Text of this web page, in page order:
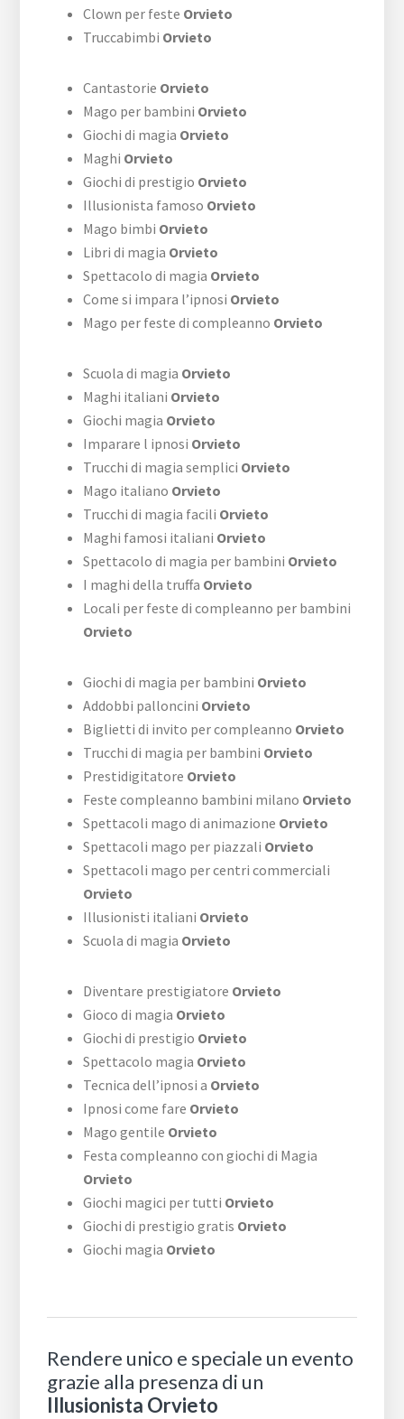
Clown per feste Orvieto
Truccabimbi Orvieto
Cantastorie Orvieto
Mago per bambini Orvieto
Giochi di magia Orvieto
Maghi Orvieto
Giochi di prestigio Orvieto
Illusionista famoso Orvieto
Mago bimbi Orvieto
Libri di magia Orvieto
Spettacolo di magia Orvieto
Come si impara l’ipnosi Orvieto
Mago per feste di compleanno Orvieto
Scuola di magia Orvieto
Maghi italiani Orvieto
Giochi magia Orvieto
Imparare l ipnosi Orvieto
Trucchi di magia semplici Orvieto
Mago italiano Orvieto
Trucchi di magia facili Orvieto
Maghi famosi italiani Orvieto
Spettacolo di magia per bambini Orvieto
I maghi della truffa Orvieto
Locali per feste di compleanno per bambini
Orvieto
Giochi di magia per bambini Orvieto
Addobbi palloncini Orvieto
Biglietti di invito per compleanno Orvieto
Trucchi di magia per bambini Orvieto
Prestidigitatore Orvieto
Feste compleanno bambini milano Orvieto
Spettacoli mago di animazione Orvieto
Spettacoli mago per piazzali Orvieto
Spettacoli mago per centri commerciali
Orvieto
Illusionisti italiani Orvieto
Scuola di magia Orvieto
Diventare prestigiatore Orvieto
Gioco di magia Orvieto
Giochi di prestigio Orvieto
Spettacolo magia Orvieto
Tecnica dell’ipnosi a Orvieto
Ipnosi come fare Orvieto
Mago gentile Orvieto
Festa compleanno con giochi di Magia
Orvieto
Giochi magici per tutti Orvieto
Giochi di prestigio gratis Orvieto
Giochi magia Orvieto
Rendere unico e speciale un evento
grazie alla presenza di un
Illusionista Orvieto